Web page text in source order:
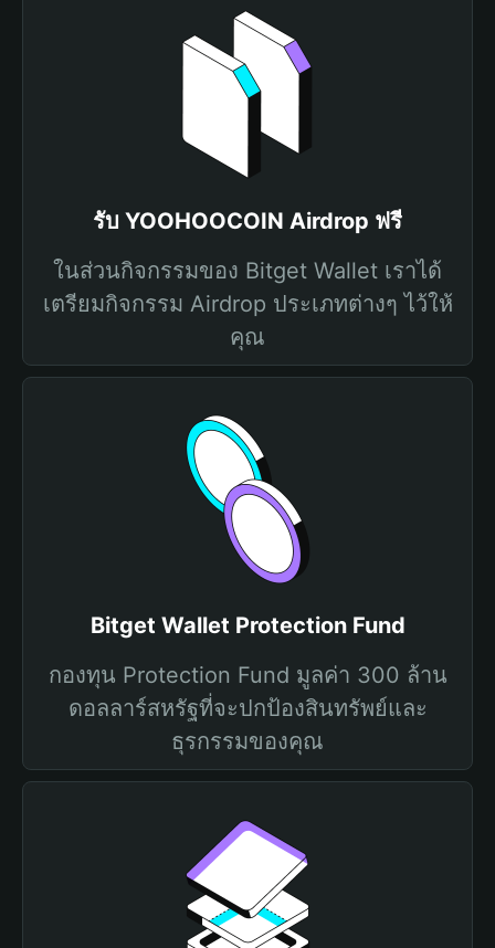
รับ YOOHOOCOIN Airdrop ฟรี
ในส่วนกิจกรรมของ Bitget Wallet เราได้
เตรียมกิจกรรม Airdrop ประเภทต่างๆ ไว้ให้
คุณ
Bitget Wallet Protection Fund
กองทุน Protection Fund มูลค่า 300 ล้าน
ดอลลาร์สหรัฐที่จะปกป้องสินทรัพย์และ
ธุรกรรมของคุณ